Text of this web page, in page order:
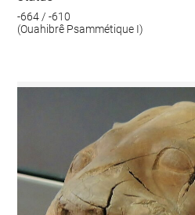
-664 / -610
(Ouahibrê Psammétique I)